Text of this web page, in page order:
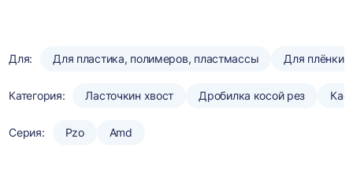
Для: Для пластика, полимеров, пластмассы Для плёнки
Категория: Ласточкин хвост Дробилка косой рез
Серия: Pzo Amd